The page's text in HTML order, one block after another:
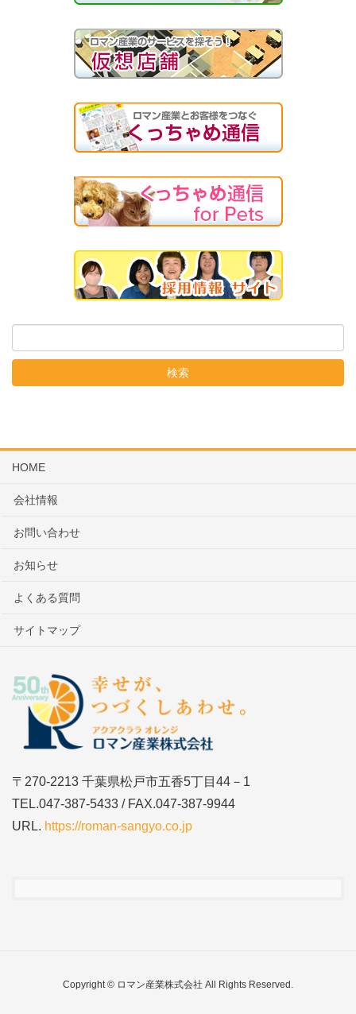
HOME
会社情報
お問い合わせ
お知らせ
よくある質問
サイトマップ
〒270-2213 千葉県松戸市五香5丁目44－1
TEL.047-387-5433 / FAX.047-387-9944
URL. https://roman-sangyo.co.jp
Copyright © ロマン産業株式会社 All Rights Reserved.